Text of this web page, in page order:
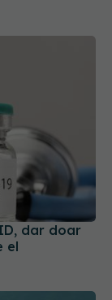
dar doar
el